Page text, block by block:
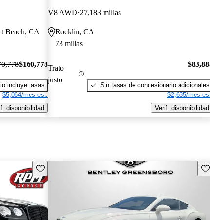
Beach, CA
$160,778
incluye tasas
$5,064/mes est.
disponibilidad
V8 AWD 27,183 millas
Rocklin, CA
73 millas
Trato
justo
Sin tasas de concesionario adicionales
$2,635/mes
Verif. disponibilidad
Guarda este Aviso